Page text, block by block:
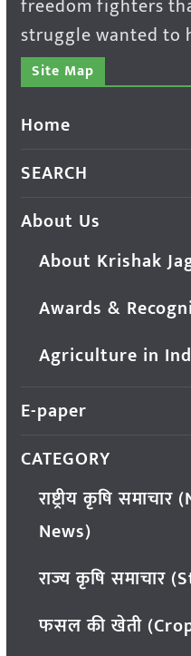
struggle wanted to
Site Map
Home
SEARCH
About Us
About Krishak
Awards &
Agriculture in
E-paper
CATEGORY
राष्ट्रीय कृषि
News)
राज्य कृषि समाचार
फसल की खेती